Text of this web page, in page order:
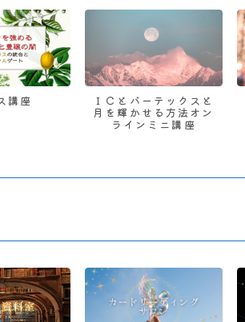
講座
ＩＣとバーテックスと
月を輝かせる方法オン
ラインミニ講座